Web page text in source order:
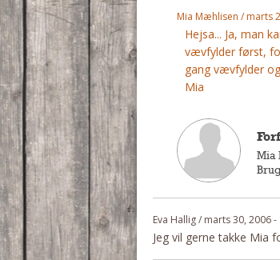
Mia Mæhlisen / marts
Hejsa... Ja, man
vævfylder først,
gang vævfylder
Mia
Mia
Eva Hallig / marts 30, 2006 -
Jeg vil gerne takke Mia